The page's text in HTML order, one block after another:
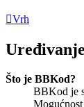
Vrh
Što je BBKod?
BBKod je